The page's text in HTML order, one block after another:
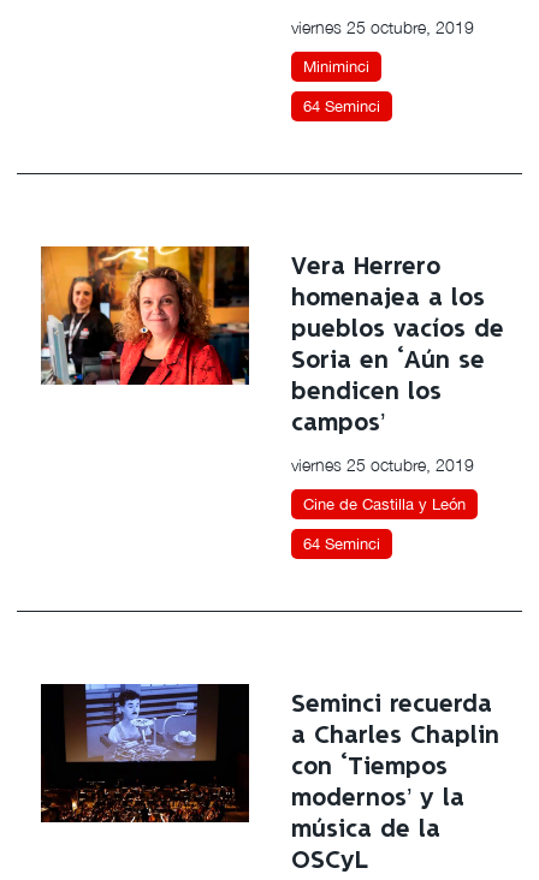
viernes 25 octubre, 2019
Miniminci
64 Seminci
Vera Herrero
homenajea a los
pueblos vacíos de
Soria en ‘Aún se
bendicen los
campos’
viernes 25 octubre, 2019
Cine de Castilla y León
64 Seminci
Seminci recuerda
a Charles Chaplin
con ‘Tiempos
modernos’ y la
música de la
OSCyL